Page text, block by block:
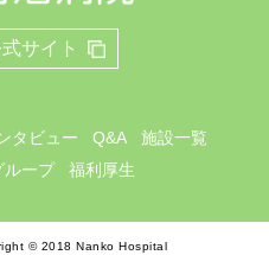
サイト
タビュー Q&A
施設一覧
ループ
福利厚生
© 2018 Nanko Hospital